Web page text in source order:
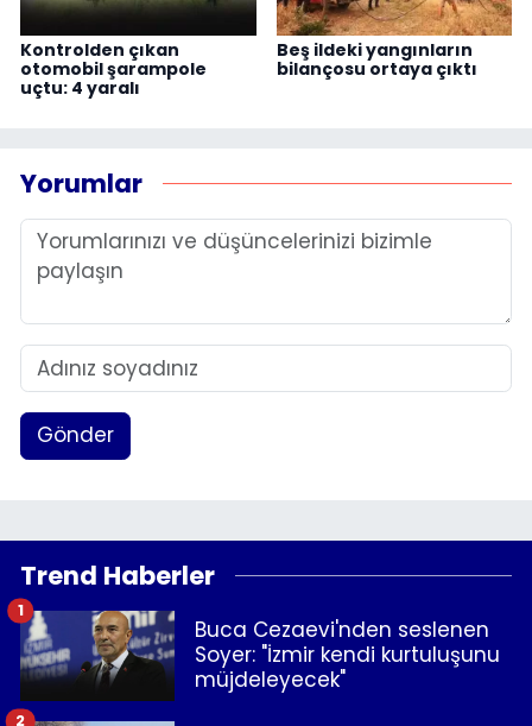
Kontrolden çıkan
otomobil şarampole
uçtu: 4 yaralı
Beş ildeki yangınların
bilançosu ortaya çıktı
Yorumlar
Gönder
Trend Haberler
Buca Cezaevi'nden seslenen
Soyer: "İzmir kendi kurtuluşunu
müjdeleyecek"
1
2